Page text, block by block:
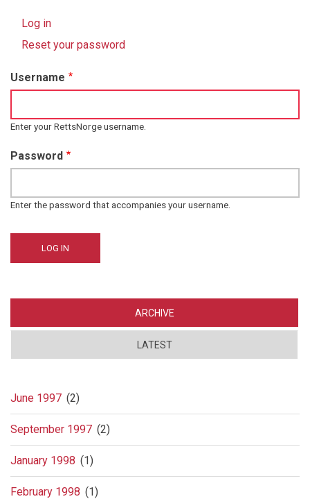
Primary
Log in
tab)
Reset your password
Username
Enter your RettsNorge username.
Password
Enter the password that accompanies your username.
ARCHIVE
LATEST
June 1997 (2)
September 1997 (2)
January 1998 (1)
February 1998 (1)